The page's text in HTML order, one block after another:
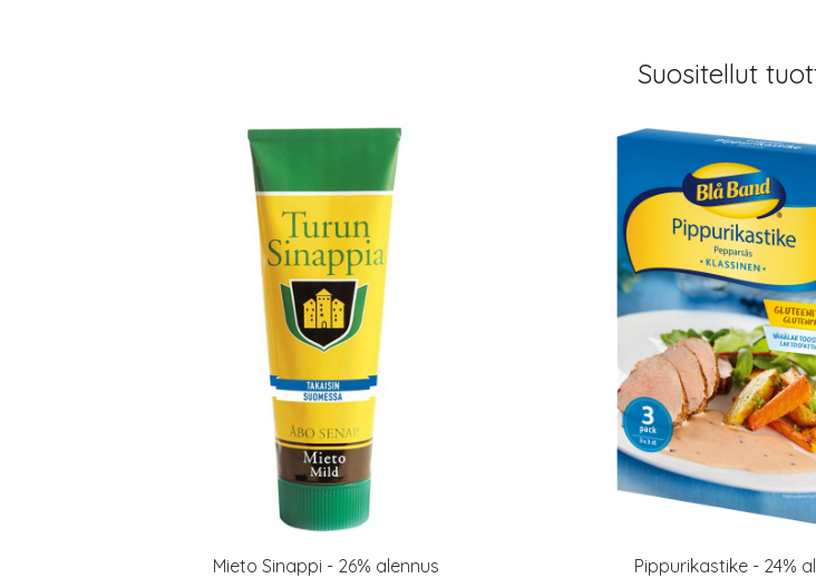
Suositellut
Mieto Sinappi - 26% alennus
Pippurikastike - 24%